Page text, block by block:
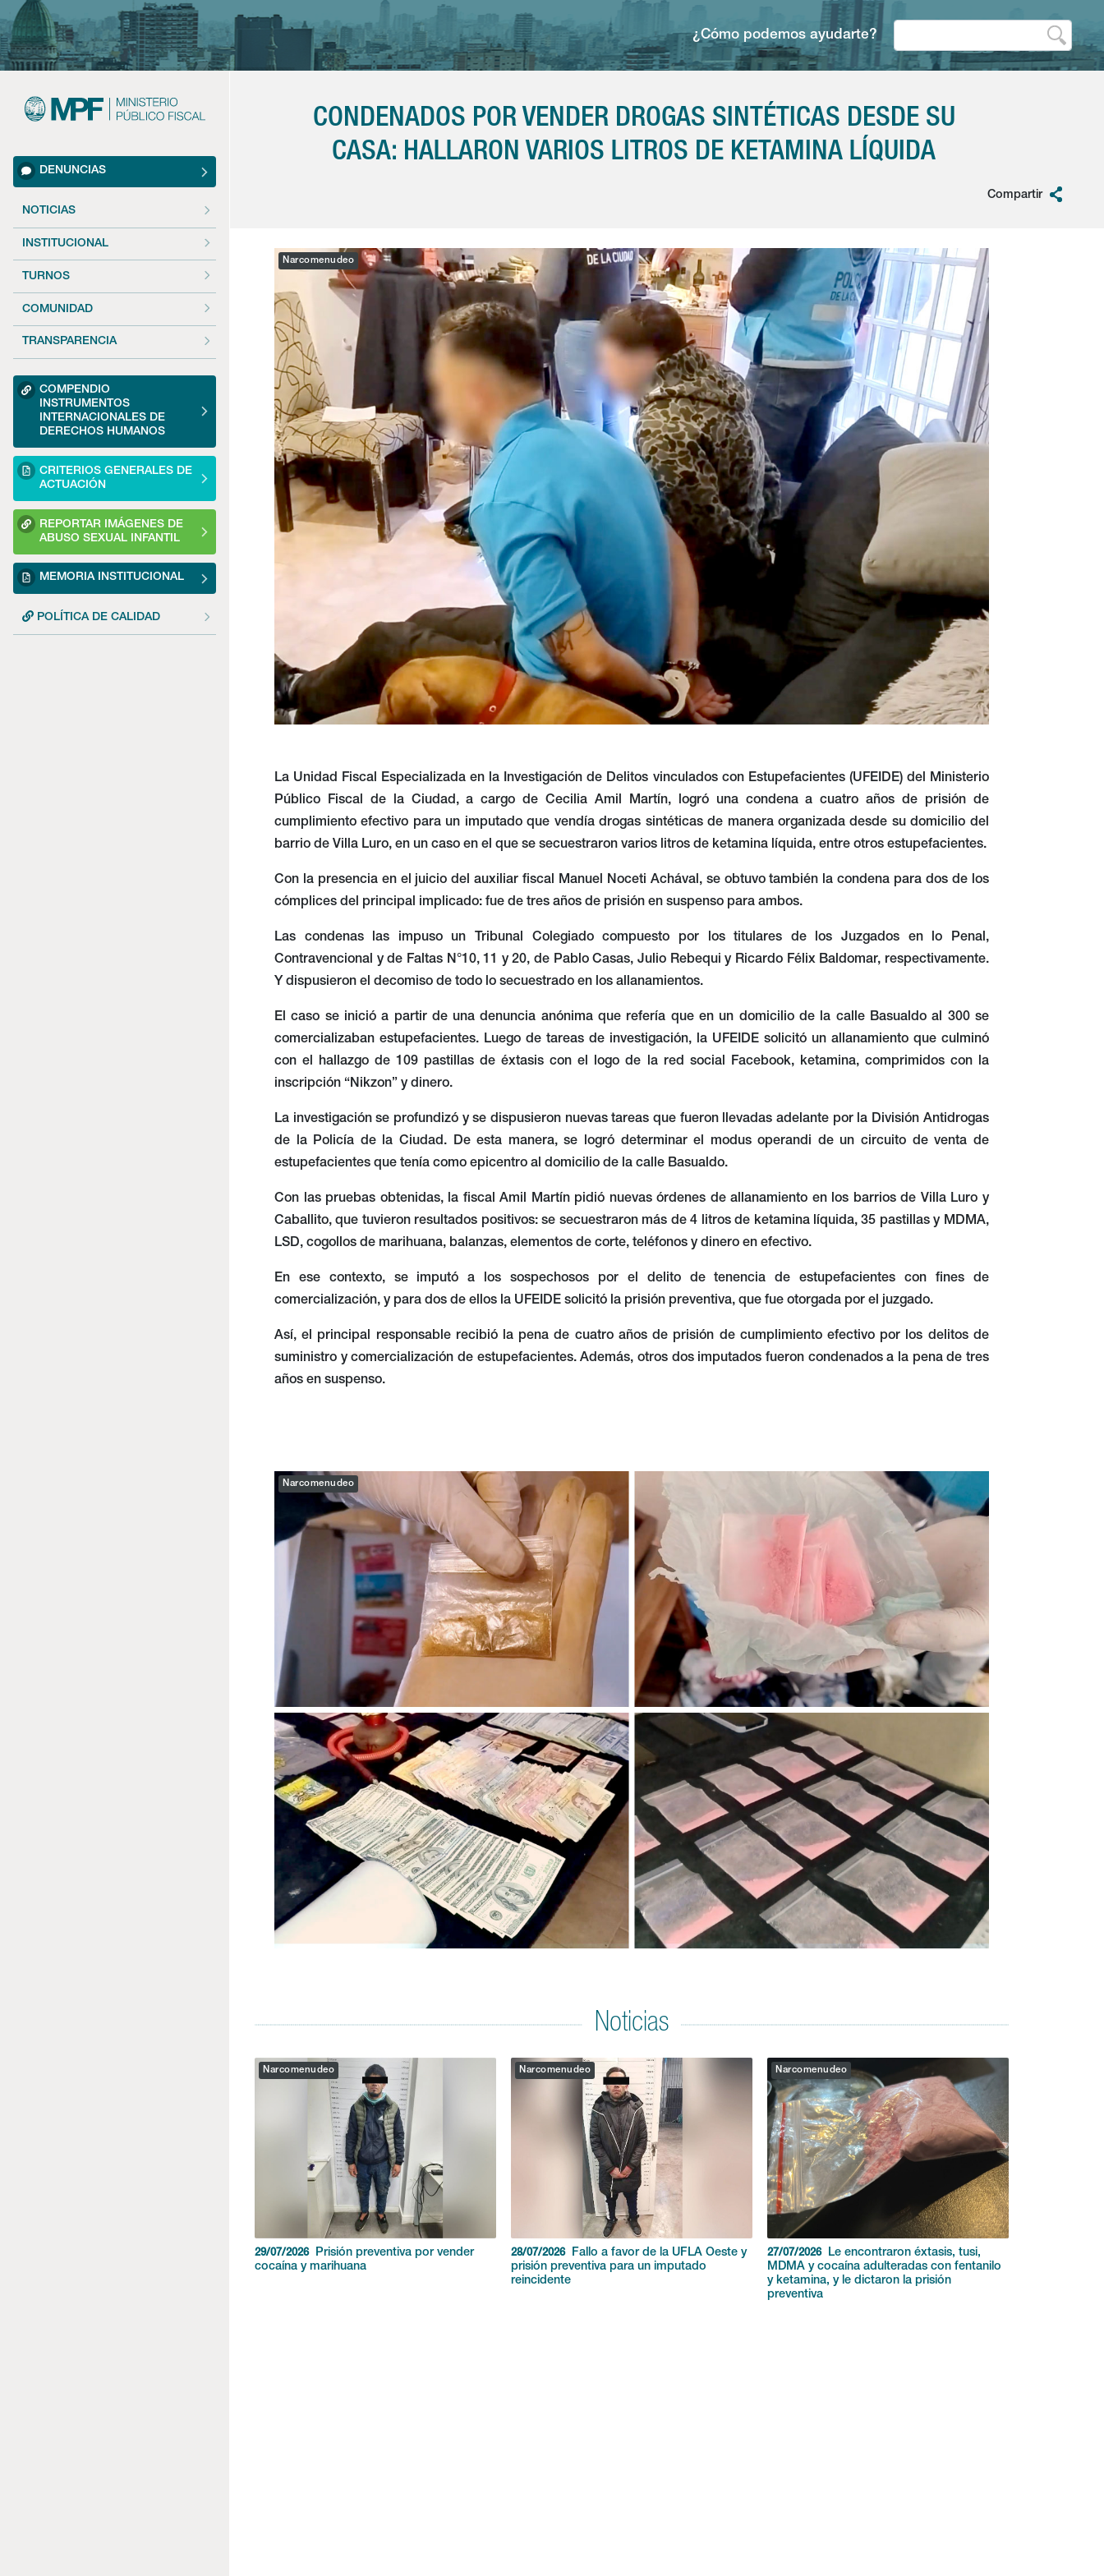
¿Cómo podemos ayudarte?
DENUNCIAS
NOTICIAS
INSTITUCIONAL
TURNOS
COMUNIDAD
TRANSPARENCIA
COMPENDIO
INSTRUMENTOS
INTERNACIONALES DE
DERECHOS HUMANOS
CRITERIOS GENERALES DE
ACTUACIÓN
REPORTAR IMÁGENES DE
ABUSO SEXUAL INFANTIL
MEMORIA INSTITUCIONAL
POLÍTICA DE CALIDAD
CONDENADOS POR VENDER DROGAS SINTÉTICAS DESDE SU
CASA: HALLARON VARIOS LITROS DE KETAMINA LÍQUIDA
Compartir
Narcomenudeo
La Unidad Fiscal Especializada en la Investigación de Delitos vinculados con Estupefacientes (UFEIDE) del Ministerio
Público Fiscal de la Ciudad, a cargo de Cecilia Amil Martín, logró una condena a cuatro años de prisión de
cumplimiento efectivo para un imputado que vendía drogas sintéticas de manera organizada desde su domicilio del
barrio de Villa Luro, en un caso en el que se secuestraron varios litros de ketamina líquida, entre otros estupefacientes.
Con la presencia en el juicio del auxiliar fiscal Manuel Noceti Achával, se obtuvo también la condena para dos de los
cómplices del principal implicado: fue de tres años de prisión en suspenso para ambos.
Las condenas las impuso un Tribunal Colegiado compuesto por los titulares de los Juzgados en lo Penal,
Contravencional y de Faltas N°10, 11 y 20, de Pablo Casas, Julio Rebequi y Ricardo Félix Baldomar, respectivamente.
Y dispusieron el decomiso de todo lo secuestrado en los allanamientos.
El caso se inició a partir de una denuncia anónima que refería que en un domicilio de la calle Basualdo al 300 se
comercializaban estupefacientes. Luego de tareas de investigación, la UFEIDE solicitó un allanamiento que culminó
con el hallazgo de 109 pastillas de éxtasis con el logo de la red social Facebook, ketamina, comprimidos con la
inscripción “Nikzon” y dinero.
La investigación se profundizó y se dispusieron nuevas tareas que fueron llevadas adelante por la División Antidrogas
de la Policía de la Ciudad. De esta manera, se logró determinar el modus operandi de un circuito de venta de
estupefacientes que tenía como epicentro al domicilio de la calle Basualdo.
Con las pruebas obtenidas, la fiscal Amil Martín pidió nuevas órdenes de allanamiento en los barrios de Villa Luro y
Caballito, que tuvieron resultados positivos: se secuestraron más de 4 litros de ketamina líquida, 35 pastillas y MDMA,
LSD, cogollos de marihuana, balanzas, elementos de corte, teléfonos y dinero en efectivo.
En ese contexto, se imputó a los sospechosos por el delito de tenencia de estupefacientes con fines de
comercialización, y para dos de ellos la UFEIDE solicitó la prisión preventiva, que fue otorgada por el juzgado.
Así, el principal responsable recibió la pena de cuatro años de prisión de cumplimiento efectivo por los delitos de
suministro y comercialización de estupefacientes. Además, otros dos imputados fueron condenados a la pena de tres
años en suspenso.
Narcomenudeo
Noticias
Narcomenudeo
29/07/2026
Prisión preventiva por vender
cocaína y marihuana
Narcomenudeo
28/07/2026
Fallo a favor de la UFLA Oeste y
prisión preventiva para un imputado
reincidente
Narcomenudeo
27/07/2026
Le encontraron éxtasis, tusi,
MDMA y cocaína adulteradas con fentanilo
y ketamina, y le dictaron la prisión
preventiva